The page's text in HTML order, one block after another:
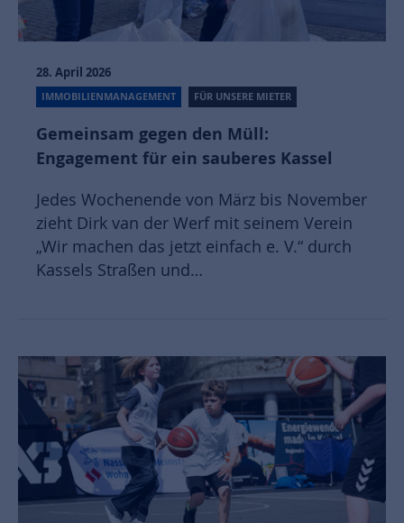
28. April 2026
IMMOBILIENMANAGEMENT FÜR UNSERE MIETER
Gemeinsam gegen den Müll:
Engagement für ein sauberes Kassel
Jedes Wochenende von März bis November
zieht Dirk van der Werf mit seinem Verein
„Wir machen das jetzt einfach e. V.“ durch
Kassels Straßen und…